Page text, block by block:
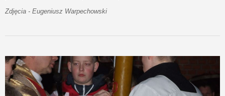
Zdjęcia - Eugeniusz Warpechowski